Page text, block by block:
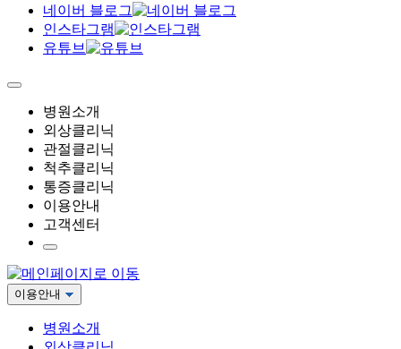
네이버 블로그
인스타그램
유튜브
병원소개
외상클리닉
관절클리닉
척추클리닉
통증클리닉
이용안내
고객센터
이용안내
병원소개